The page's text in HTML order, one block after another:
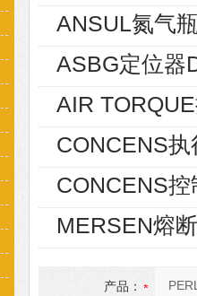
ANSUL氮气
ASBG定位器
AIR
CONCENS
CONCENS
MERSEN熔
产品：